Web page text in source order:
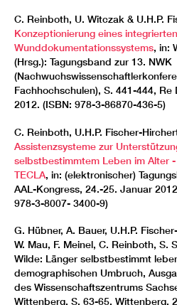
C. Reinboth, U. Witczak & U.H.P.
Konzeptionierung eines
Wunddokumentationssystems, in:
(Hrsg.): Tagungsband zur 13. NWK
Fachhochschulen), S. 441-444, Re
2012. (ISBN: 978-3-86870-436-5)
C. Reinboth, U.H.P. Fischer-
Assistenzsysteme zur
selbstbestimmtem Leben im Alter
TECLA, in: (elektronischer)
AAL-Kongress, 24.-25. Januar
978-3-8007- 3400-9)
G. Hübner, A. Bauer, U.H.P.
W. Mau, F. Meinel, C. Reinboth, S.
Wilde: Länger selbstbestimmt
demographischen Umbruch,
des Wissenschaftszentrums
Wittenberg, S. 63-65, Wittenberg,